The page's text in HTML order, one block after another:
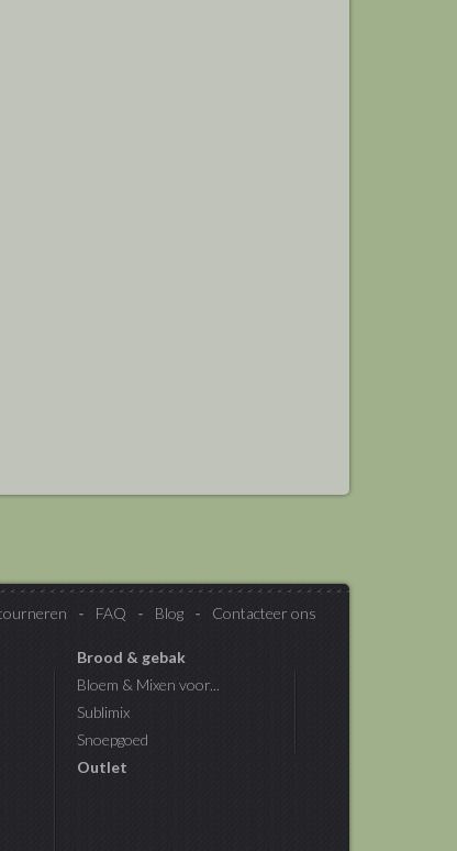
FAQ Blog Contacteer ons
Brood & gebak
Bloem & Mixen voor...
Sublimix
Snoepgoed
Outlet